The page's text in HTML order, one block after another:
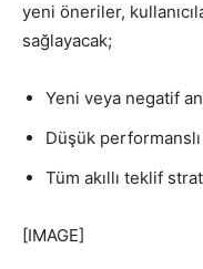
yeni öneriler,
sağlayacak;
Yeni veya negatif
Düşük
Tüm akıllı teklif
[IMAGE]